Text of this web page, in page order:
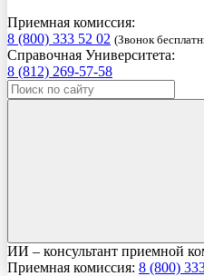
Приемная комиссия:
8 (800) 333 52 02 (Звонок
Справочная Университета:
8 (812) 269-57-58
ИИ – консультант приемной
Приемная комиссия: 8 (800)